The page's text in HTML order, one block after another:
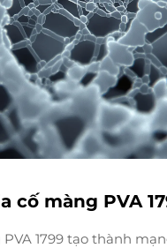
cố màng PVA
1799 tạo thành